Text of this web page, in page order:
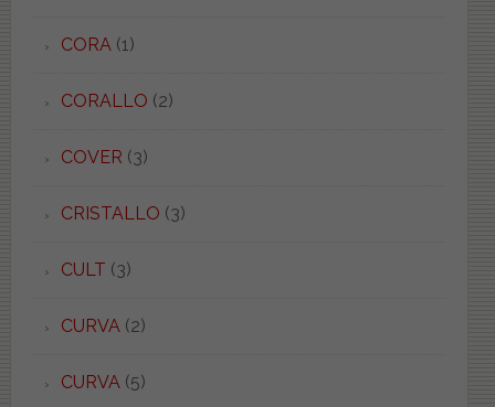
CORA (1)
CORALLO (2)
COVER (3)
CRISTALLO (3)
CULT (3)
CURVA (2)
CURVA (5)